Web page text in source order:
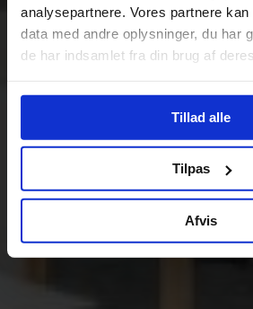
analysepartnere. Vores partnere
data med andre oplysninger, du har
de har indsamlet fra din brug af
Tillad alle
Tilpas
Afvis